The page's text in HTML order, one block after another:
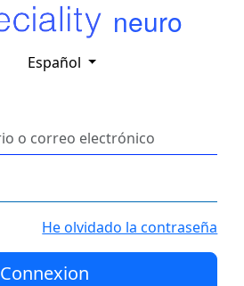
neuro
Español
He olvidado la contraseña
Connexion